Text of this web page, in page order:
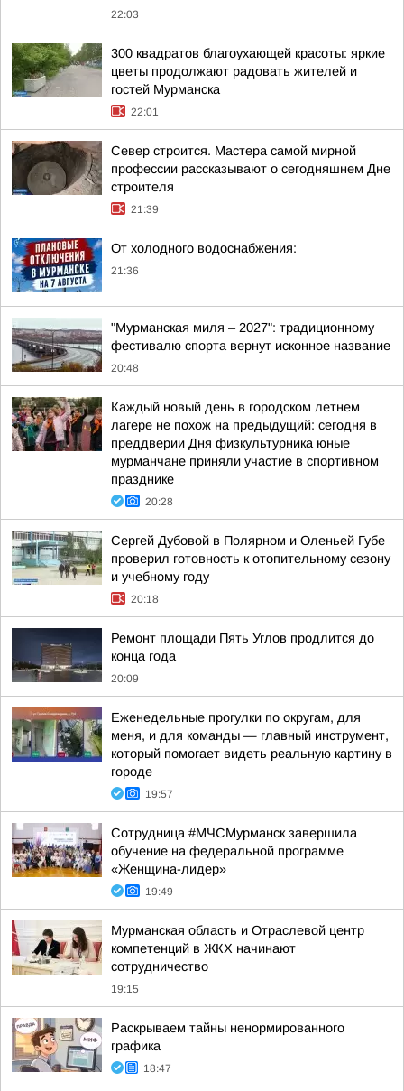
22:03
300 квадратов благоухающей красоты: яркие
цветы продолжают радовать жителей и
гостей Мурманска
22:01
Север строится. Мастера самой мирной
профессии рассказывают о сегодняшнем Дне
строителя
21:39
От холодного водоснабжения:
21:36
"Мурманская миля – 2027": традиционному
фестивалю спорта вернут исконное название
20:48
Каждый новый день в городском летнем
лагере не похож на предыдущий: сегодня в
преддверии Дня физкультурника юные
мурманчане приняли участие в спортивном
празднике
20:28
Сергей Дубовой в Полярном и Оленьей Губе
проверил готовность к отопительному сезону
и учебному году
20:18
Ремонт площади Пять Углов продлится до
конца года
20:09
Еженедельные прогулки по округам, для
меня, и для команды — главный инструмент,
который помогает видеть реальную картину в
городе
19:57
Сотрудница #МЧСМурманск завершила
обучение на федеральной программе
«Женщина-лидер»
19:49
Мурманская область и Отраслевой центр
компетенций в ЖКХ начинают
сотрудничество
19:15
Раскрываем тайны ненормированного
графика
18:47